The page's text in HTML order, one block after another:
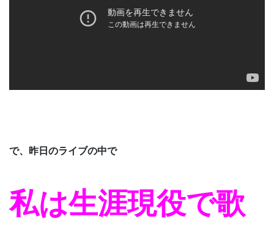
で、昨日のライブの中で
私は生涯現役で歌